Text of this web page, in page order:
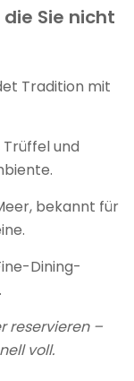
Sie nicht
Tradition mit
Trüffel und
bekannt für
Dining-
reservieren –
voll.